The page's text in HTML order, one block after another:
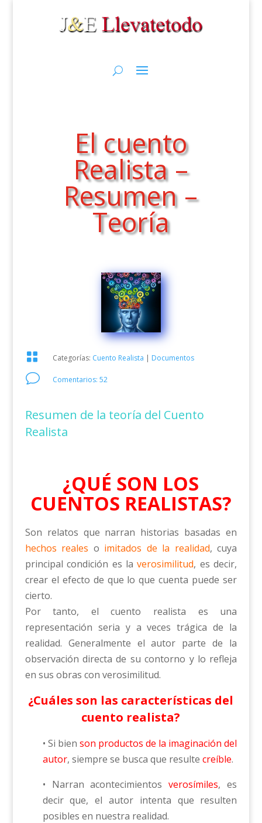
El cuento
Realista –
Resumen –
Teoría
 Categorías: Cuento Realista | Documentos
v Comentarios: 52
Resumen de la teoría del Cuento
Realista
¿QUÉ SON LOS
CUENTOS REALISTAS?
Son relatos que narran historias basadas en
hechos reales o imitados de la realidad, cuya
principal condición es laverosimilitud, es decir,
crear el efecto de que lo que cuenta puede ser
cierto.
Por tanto, el cuento realista es una
representación seria y a veces trágica de la
realidad. Generalmente el autor parte de la
observación directa de su contorno y lo refleja
en sus obras con verosimilitud.
¿Cuáles son las características del
cuento realista?
• Si bien son productos de la imaginación del
autor, siempre se busca que resulte creíble.
• Narran acontecimientosverosímiles, es
decir que, el autor intenta que resulten
posibles en nuestra realidad.